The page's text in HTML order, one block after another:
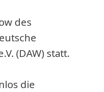
des
(DAW) statt.
die